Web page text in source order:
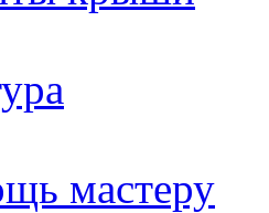
мастеру